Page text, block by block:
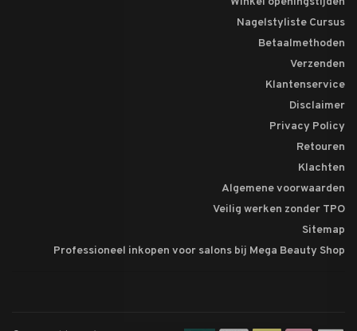
Nagelstyliste Cursus
Betaalmethoden
Verzenden
Klantenservice
Disclaimer
Privacy Policy
Retouren
Klachten
Algemene voorwaarden
Veilig werken zonder TPO
Sitemap
Professioneel inkopen voor salons bij Mega Beauty Shop